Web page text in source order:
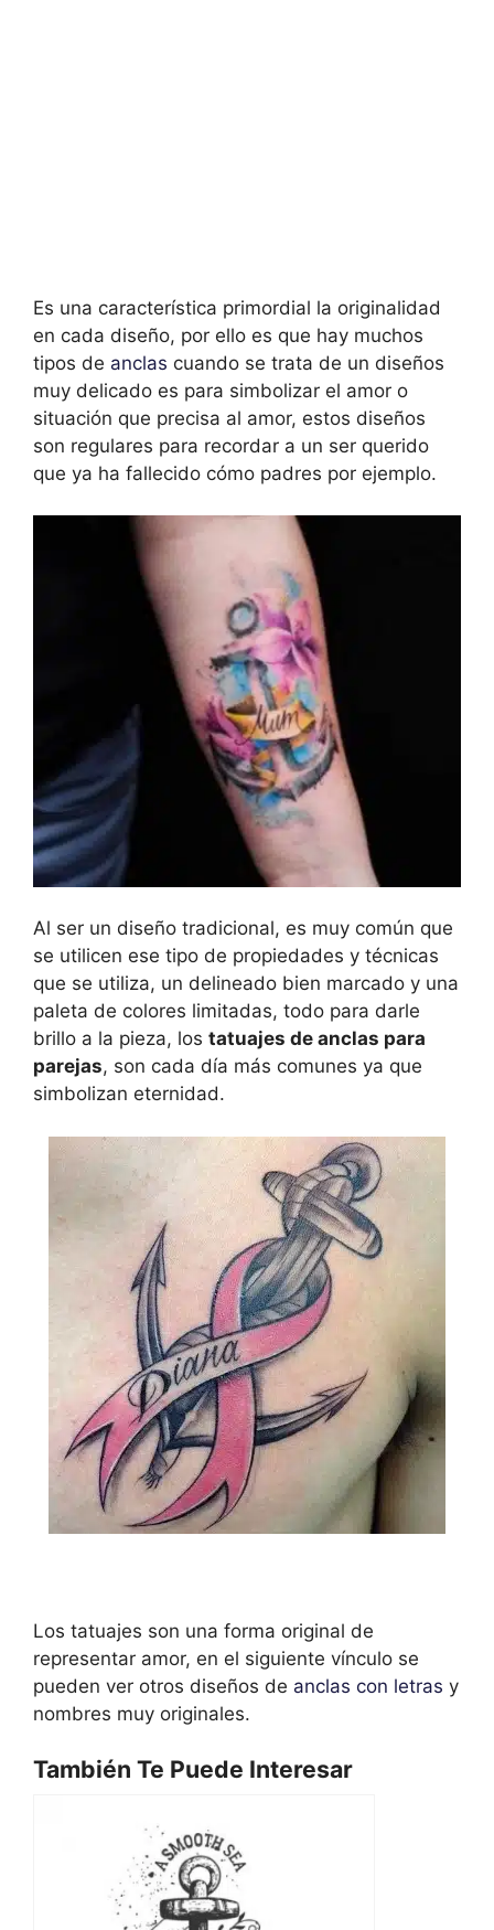
Es una característica primordial la originalidad
en cada diseño, por ello es que hay muchos
tipos de anclas cuando se trata de un diseños
muy delicado es para simbolizar el amor o
situación que precisa al amor, estos diseños
son regulares para recordar a un ser querido
que ya ha fallecido cómo padres por ejemplo.
Al ser un diseño tradicional, es muy común que
se utilicen ese tipo de propiedades y técnicas
que se utiliza, un delineado bien marcado y una
paleta de colores limitadas, todo para darle
brillo a la pieza, los tatuajes de anclas para
parejas, son cada día más comunes ya que
simbolizan eternidad.
Los tatuajes son una forma original de
representar amor, en el siguiente vínculo se
pueden ver otros diseños de anclas con letras y
nombres muy originales.
También Te Puede Interesar